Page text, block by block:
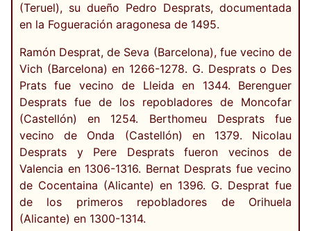
(Teruel), su dueño Pedro Desprats, documentada
en la Fogueración aragonesa de 1495.
Ramón Desprat, de Seva (Barcelona), fue vecino de
Vich (Barcelona) en 1266-1278. G. Desprats o Des
Prats fue vecino de Lleida en 1344. Berenguer
Desprats fue de los repobladores de Moncofar
(Castellón) en 1254. Berthomeu Desprats fue
vecino de Onda (Castellón) en 1379. Nicolau
Desprats y Pere Desprats fueron vecinos de
Valencia en 1306-1316. Bernat Desprats fue vecino
de Cocentaina (Alicante) en 1396. G. Desprat fue
de los primeros repobladores de Orihuela
(Alicante) en 1300-1314.